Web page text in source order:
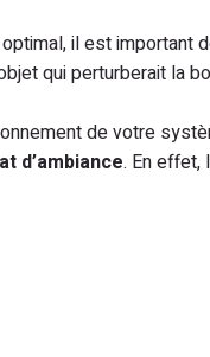
il est
qui perturberait la
de votre
d’ambiance. En effet,